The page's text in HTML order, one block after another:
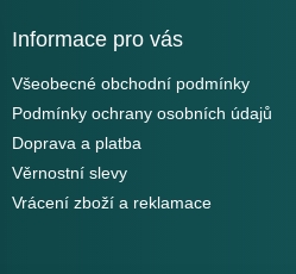
Informace pro vás
Všeobecné obchodní podmínky
Podmínky ochrany osobních údajů
Doprava a platba
Věrnostní slevy
Vrácení zboží a reklamace